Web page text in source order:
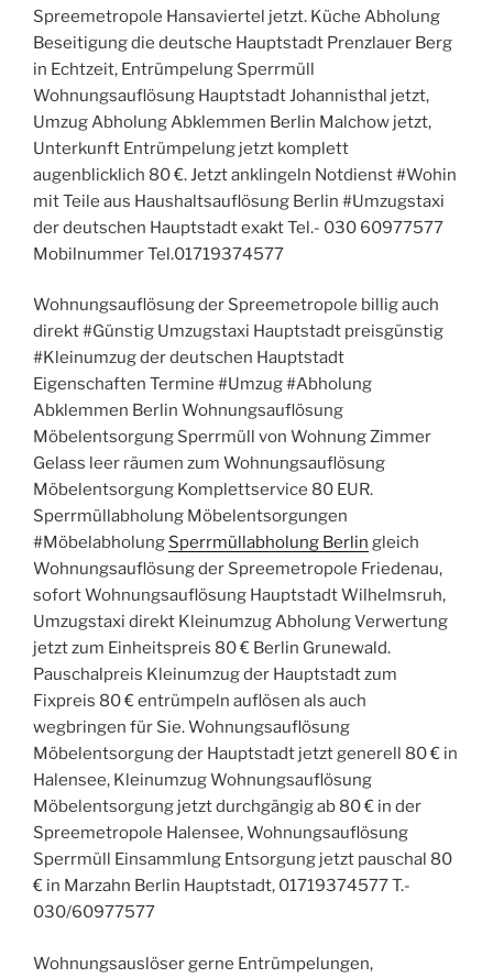
Spreemetropole Hansaviertel jetzt. Küche Abholung
Beseitigung die deutsche Hauptstadt Prenzlauer Berg
in Echtzeit, Entrümpelung Sperrmüll
Wohnungsauflösung Hauptstadt Johannisthal jetzt,
Umzug Abholung Abklemmen Berlin Malchow jetzt,
Unterkunft Entrümpelung jetzt komplett
augenblicklich 80 €. Jetzt anklingeln Notdienst #Wohin
mit Teile aus Haushaltsauflösung Berlin #Umzugstaxi
der deutschen Hauptstadt exakt Tel.- 030 60977577
Mobilnummer Tel.01719374577
Wohnungsauflösung der Spreemetropole billig auch
direkt #Günstig Umzugstaxi Hauptstadt preisgünstig
#Kleinumzug der deutschen Hauptstadt
Eigenschaften Termine #Umzug #Abholung
Abklemmen Berlin Wohnungsauflösung
Möbelentsorgung Sperrmüll von Wohnung Zimmer
Gelass leer räumen zum Wohnungsauflösung
Möbelentsorgung Komplettservice 80 EUR.
Sperrmüllabholung Möbelentsorgungen
#Möbelabholung Sperrmüllabholung Berlin gleich
Wohnungsauflösung der Spreemetropole Friedenau,
sofort Wohnungsauflösung Hauptstadt Wilhelmsruh,
Umzugstaxi direkt Kleinumzug Abholung Verwertung
jetzt zum Einheitspreis 80 € Berlin Grunewald.
Pauschalpreis Kleinumzug der Hauptstadt zum
Fixpreis 80 € entrümpeln auflösen als auch
wegbringen für Sie. Wohnungsauflösung
Möbelentsorgung der Hauptstadt jetzt generell 80 € in
Halensee, Kleinumzug Wohnungsauflösung
Möbelentsorgung jetzt durchgängig ab 80 € in der
Spreemetropole Halensee, Wohnungsauflösung
Sperrmüll Einsammlung Entsorgung jetzt pauschal 80
€ in Marzahn Berlin Hauptstadt, 01719374577 T.-
030/60977577
Wohnungsauslöser gerne Entrümpelungen,